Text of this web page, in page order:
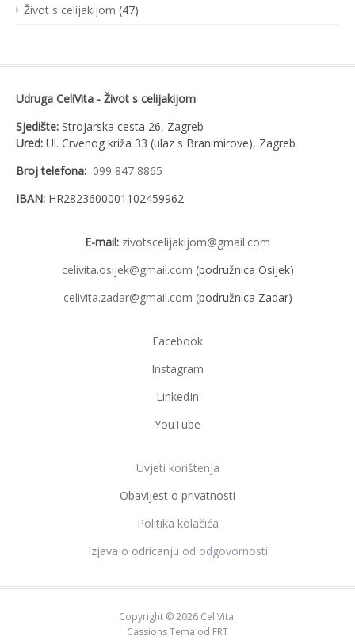
Život s celijakijom (47)
Udruga CeliVita - Život s celijakijom
Sjedište: Strojarska cesta 26, Zagreb
Ured: Ul. Crvenog križa 33 (ulaz s Branimirove), Zagreb
Broj telefona: 099 847 8865
IBAN: HR2823600001102459962
E-mail: zivotscelijakijom@gmail.com
celivita.osijek@gmail.com (podružnica Osijek)
celivita.zadar@gmail.com (podružnica Zadar)
Facebook
Instagram
LinkedIn
YouTube
Uvjeti korištenja
Obavijest o privatnosti
Politika kolačića
Izjava o odricanju od odgovornosti
Copyright © 2026 CeliVita.
Cassions Tema od FRT